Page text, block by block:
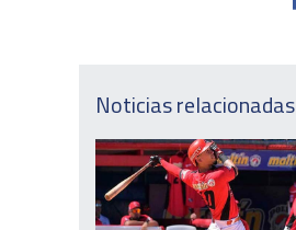
Noticias relacionadas